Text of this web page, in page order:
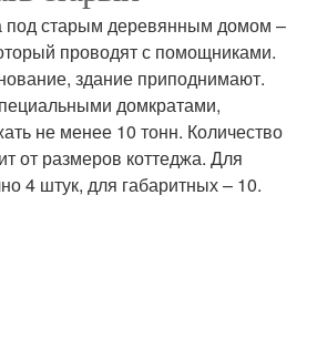
старым деревянным домом –
проводят с помощниками.
здание приподнимают.
домкратами,
не менее 10 тонн. Количество
от размеров коттеджа. Для
4 штук, для габаритных – 10.